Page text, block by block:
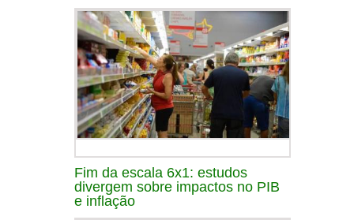
Fim da escala 6x1: estudos
divergem sobre impactos no PIB
e inflação